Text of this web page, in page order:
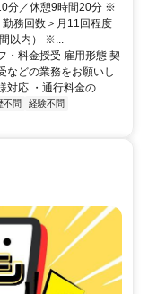
分／休憩9時間20分 ※
務回数＞月11回程度
以内） ※...
・料金授受 雇用形態 契
などの業務をお願いし
対応 ・通行料金の...
不問
経験不問